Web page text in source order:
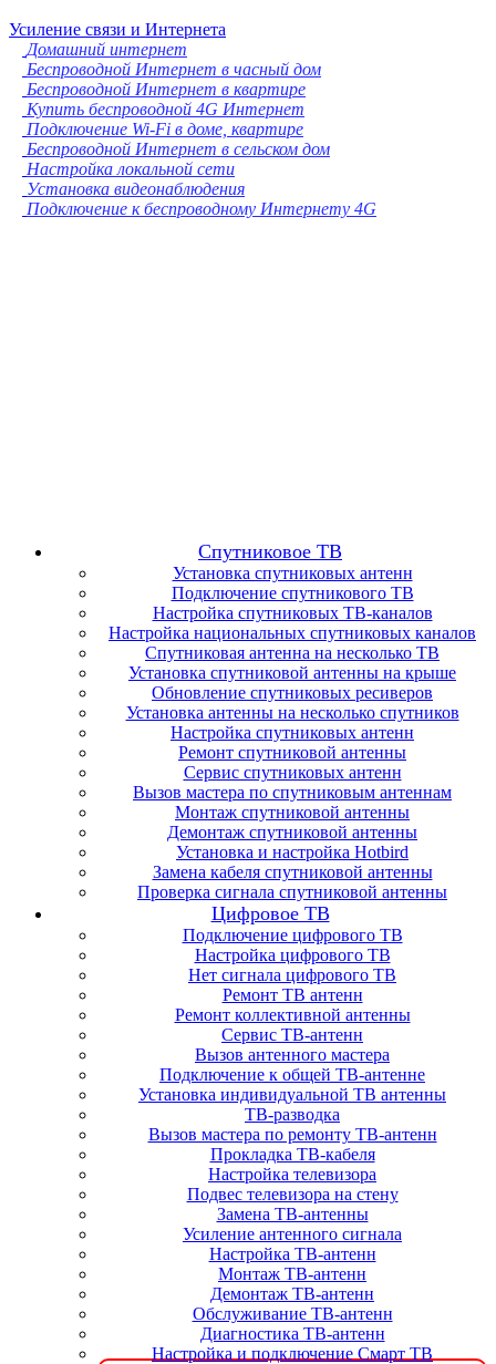
Усиление связи и Интернета
Домашний интернет
Беспроводной Интернет в часный дом
Беспроводной Интернет в квартире
Купить беспроводной 4G Интернет
Подключение Wi-Fi в доме, квартире
Беспроводной Интернет в сельском дом
Настройка локальной сети
Установка видеонаблюдения
Подключение к беспроводному Интернету 4G
Спутниковое ТВ
Установка спутниковых антенн
Подключение спутникового ТВ
Настройка спутниковых ТВ-каналов
Настройка национальных спутниковых каналов
Спутниковая антенна на несколько ТВ
Установка спутниковой антенны на крыше
Обновление спутниковых ресиверов
Установка антенны на несколько спутников
Настройка спутниковых антенн
Ремонт спутниковой антенны
Сервис спутниковых антенн
Вызов мастера по спутниковым антеннам
Монтаж спутниковой антенны
Демонтаж спутниковой антенны
Установка и настройка Hotbird
Замена кабеля спутниковой антенны
Проверка сигнала спутниковой антенны
Цифровое ТВ
Подключение цифрового ТВ
Настройка цифрового ТВ
Нет сигнала цифрового ТВ
Ремонт ТВ антенн
Ремонт коллективной антенны
Сервис ТВ-антенн
Вызов антенного мастера
Подключение к общей ТВ-антенне
Установка индивидуальной ТВ антенны
ТВ-разводка
Вызов мастера по ремонту ТВ-антенн
Прокладка ТВ-кабеля
Настройка телевизора
Подвес телевизора на стену
Замена ТВ-антенны
Усиление антенного сигнала
Настройка ТВ-антенн
Монтаж ТВ-антенн
Демонтаж ТВ-антенн
Обслуживание ТВ-антенн
Диагностика ТВ-антенн
Настройка и подключение Смарт ТВ